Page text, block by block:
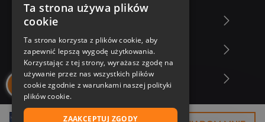
Zakupy u nas
Nasza oferta
Nasi autorzy
Ta strona używa plików
cookie
Ta strona korzysta z plików cookie, aby
zapewnić lepszą wygodę użytkowania.
Korzystając z tej strony, wyrażasz zgodę na
używanie przez nas wszystkich plików
cookie zgodnie z warunkami naszej polityki
plików cookie.
ZAAKCEPTUJ ZGODY